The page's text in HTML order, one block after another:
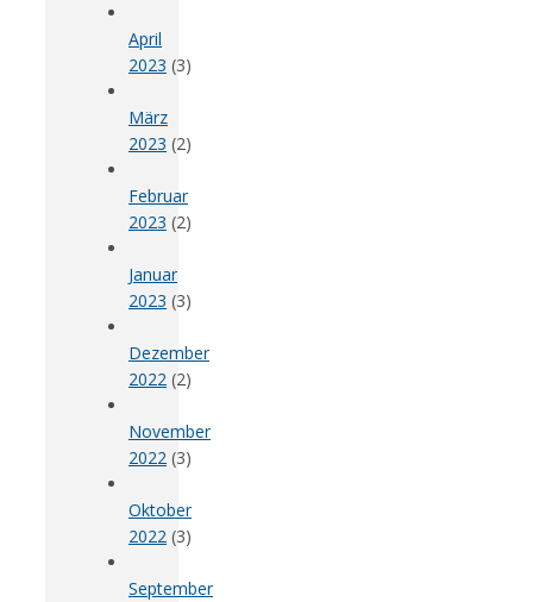
April
2023 (3)
März
2023 (2)
Februar
2023 (2)
Januar
2023 (3)
Dezember
2022 (2)
November
2022 (3)
Oktober
2022 (3)
September